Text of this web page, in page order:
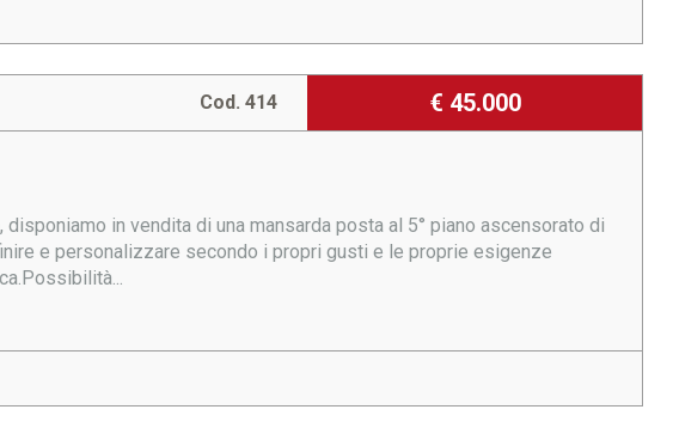
€ 45.000
Cod. 414
in vendita di una mansarda posta al 5° piano ascensorato di
e personalizzare secondo i propri gusti e le proprie esigenze